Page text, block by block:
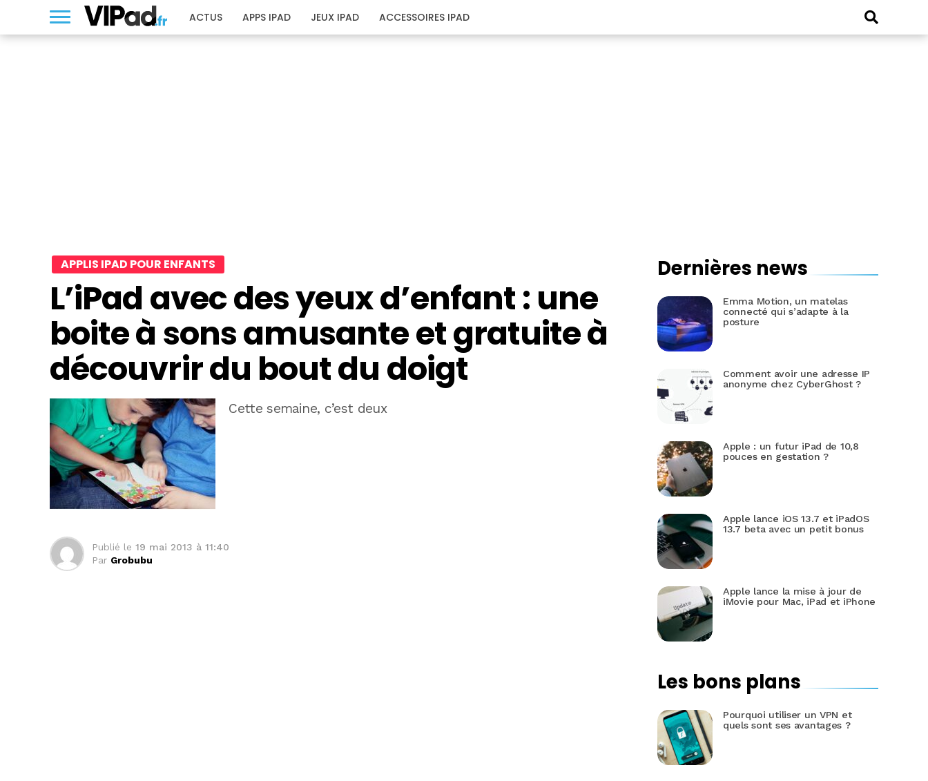
ACTUS APPS IPAD JEUX IPAD ACCESSOIRES IPAD
APPLIS IPAD POUR ENFANTS
L’iPad avec des yeux d’enfant : une
boite à sons amusante et gratuite à
découvrir du bout du doigt
Cette semaine, c’est deux
Publié le 19 mai 2013 à 11:40
Par Grobubu
Dernières news
Emma Motion, un matelas
connecté qui s’adapte à la
posture
Comment avoir une adresse IP
anonyme chez CyberGhost ?
Apple : un futur iPad de 10,8
pouces en gestation ?
Apple lance iOS 13.7 et iPadOS
13.7 beta avec un petit bonus
Apple lance la mise à jour de
iMovie pour Mac, iPad et iPhone
Les bons plans
Pourquoi utiliser un VPN et
quels sont ses avantages ?